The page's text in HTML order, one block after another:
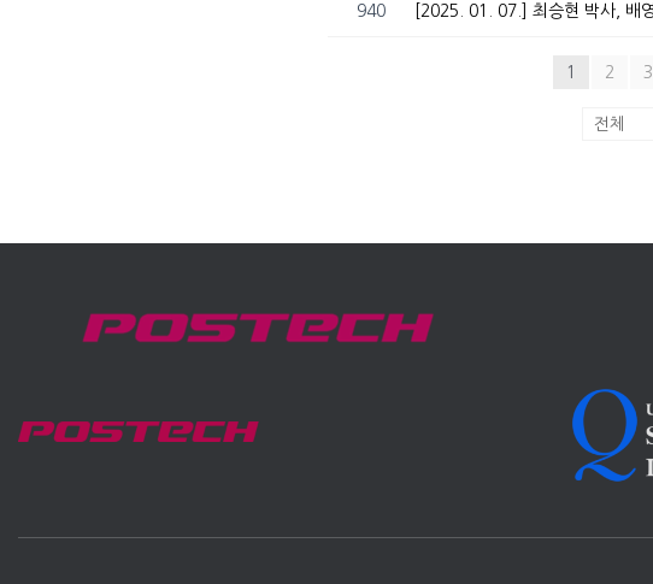
940
1 2 3